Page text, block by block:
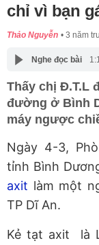
chỉ vì bạn
Thảo Nguyễn 3 năm
Nghe đọc bài
Thấy chị Đ.T.L
đường ở Bình
máy ngược
Ngày 4-3,
tỉnh Bình
axit làm một
TP Dĩ An.
Kẻ tạt axit là